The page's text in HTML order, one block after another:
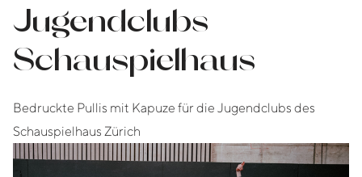
Jugendclubs
Schauspielhaus
Bedruckte Pullis mit Kapuze für die Jugendclubs des
Schauspielhaus Zürich